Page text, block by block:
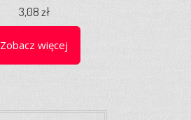
3,08 zł
Zobacz więcej